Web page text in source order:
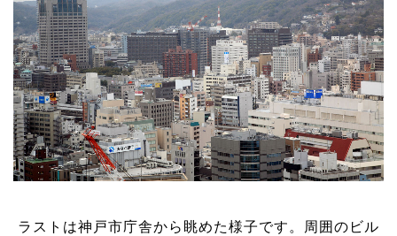
ラストは神戸市庁舎から眺めた様子です。周囲のビル